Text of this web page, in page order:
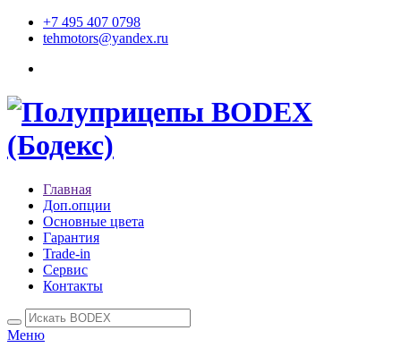
+7 495 407 0798
tehmotors@yandex.ru
Главная
Доп.опции
Основные цвета
Гарантия
Trade-in
Сервис
Контакты
Меню